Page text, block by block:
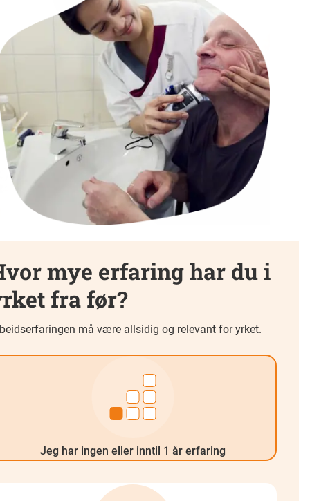
mye erfaring har du i
fra før?
må være allsidig og relevant for yrket.
Jeg har ingen eller inntil 1 år erfaring